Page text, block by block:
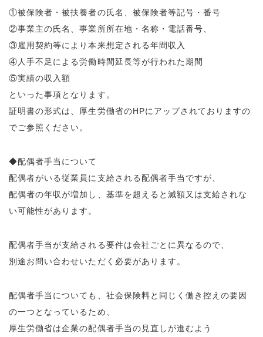
①被保険者・被扶養者の氏名、被保険者等記号・番号
②事業主の氏名、事業所所在地・名称・電話番号、
③雇用契約等により本来想定される年間収入
④人手不足による労働時間延長等が行われた期間
⑤実績の収入額
といった事項となります。
証明書の形式は、厚生労働省のHPにアップされておりますの
でご参照ください。
◆配偶者手当について
配偶者がいる従業員に支給される配偶者手当ですが、
配偶者の年収が増加し、基準を超えると減額又は支給されな
い可能性があります。
配偶者手当が支給される要件は会社ごとに異なるので、
別途お問い合わせいただく必要があります。
配偶者手当についても、社会保険料と同じく働き控えの要因
の一つとなっているため、
厚生労働省は企業の配偶者手当の見直しが進むよう